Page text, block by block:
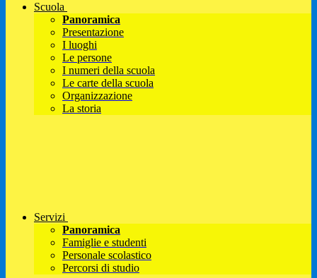
Scuola
Panoramica
Presentazione
I luoghi
Le persone
I numeri della scuola
Le carte della scuola
Organizzazione
La storia
Servizi
Panoramica
Famiglie e studenti
Personale scolastico
Percorsi di studio